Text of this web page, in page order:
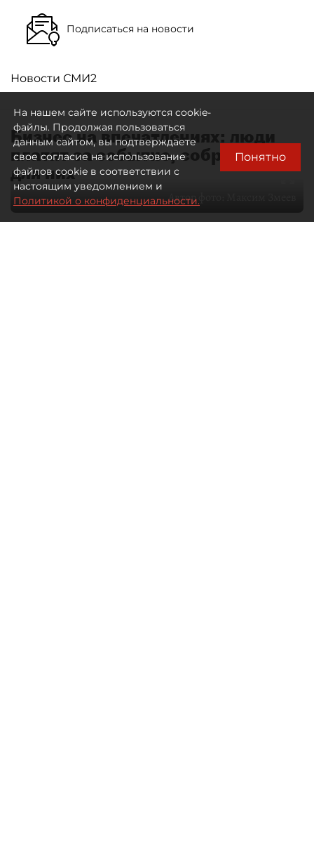
Подписаться на новости
Новости СМИ2
Бизнес на впечатлениях: люди
платят за событие, собранное
для них
Автор фото:
На нашем сайте используются cookie-
файлы. Продолжая пользоваться
данным сайтом, вы подтверждаете
свое согласие на использование
файлов cookie в соответствии с
настоящим уведомлением и
Политикой о конфиденциальности.
Понятно